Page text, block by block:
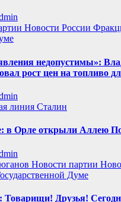
Новости России
недопустимы»:
рост цен на топливо
линия Сталин
в Орле открыли Аллею
Новости партии
Думе
Товарищи! Друзья!